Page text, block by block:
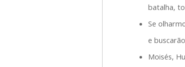
batalha,
Se
e
Moisés,